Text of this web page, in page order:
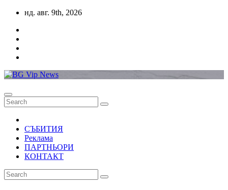
Skip
content
нд. авг. 9th, 2026
СЪБИТИЯ
Реклама
ПАРТНЬОРИ
КОНТАКТ